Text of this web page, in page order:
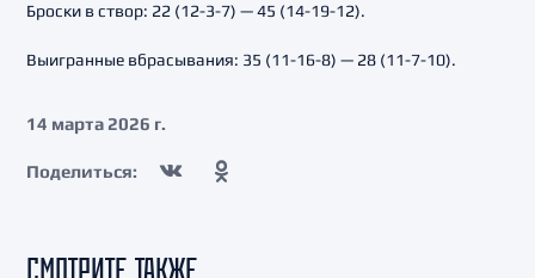
Броски в створ: 22 (12-3-7) — 45 (14-19-12).
Выигранные вбрасывания: 35 (11-16-8) — 28 (11-7-10).
14 марта 2026 г.
Поделиться:
СМОТРИТЕ ТАКЖЕ